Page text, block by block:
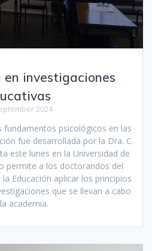
en investigaciones
2024
fundamentos psicológicos en las
fue desarrollada por la Dra. C.
este lunes en la Universidad de
permite a los doctorandos del
Educación aplicar los principios
que se llevan a cabo
academia.